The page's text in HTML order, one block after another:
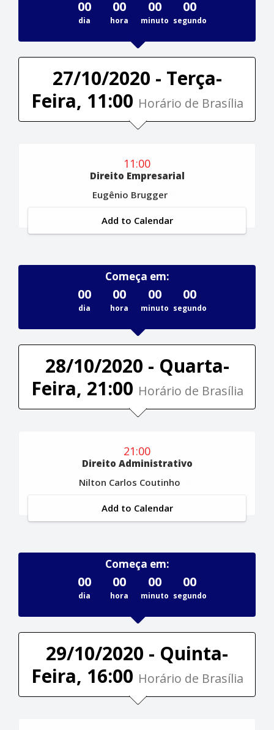
00
dia
00
hora
00
minuto
00
segundo
27/10/2020 - Terça-
Feira, 11:00 Horário de Brasília
11:00
Direito Empresarial
Eugênio Brugger
Add to Calendar
Começa em:
00
dia
00
hora
00
minuto
00
segundo
28/10/2020 - Quarta-
Feira, 21:00 Horário de Brasília
21:00
Direito Administrativo
Nilton Carlos Coutinho
Add to Calendar
Começa em:
00
dia
00
hora
00
minuto
00
segundo
29/10/2020 - Quinta-
Feira, 16:00 Horário de Brasília